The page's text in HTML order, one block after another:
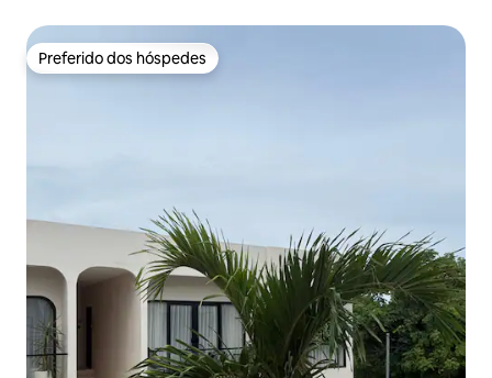
Preferido dos hóspedes
Preferido dos hóspedes